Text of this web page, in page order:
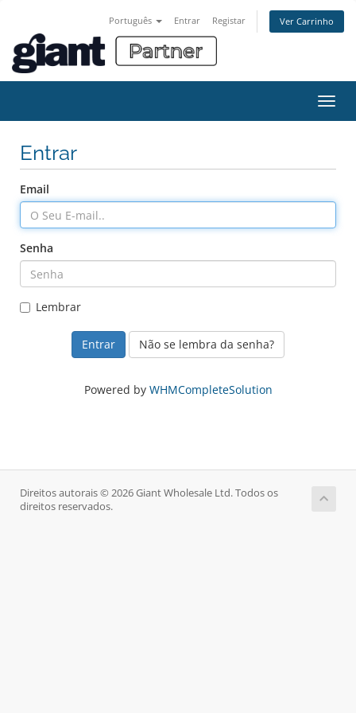
Português Entrar Registar Ver Carrinho
Entrar
Email
Senha
Lembrar
Não se lembra da senha?
Powered by WHMCompleteSolution
Direitos autorais © 2026 Giant Wholesale Ltd. Todos os
direitos reservados.